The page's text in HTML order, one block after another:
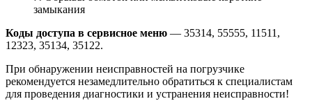
замыкания
Коды доступа в сервисное меню — 35314, 55555, 11511,
12323, 35134, 35122.
При обнаружении неисправностей на погрузчике
рекомендуется незамедлительно обратиться к специалистам
для проведения диагностики и устранения неисправности!